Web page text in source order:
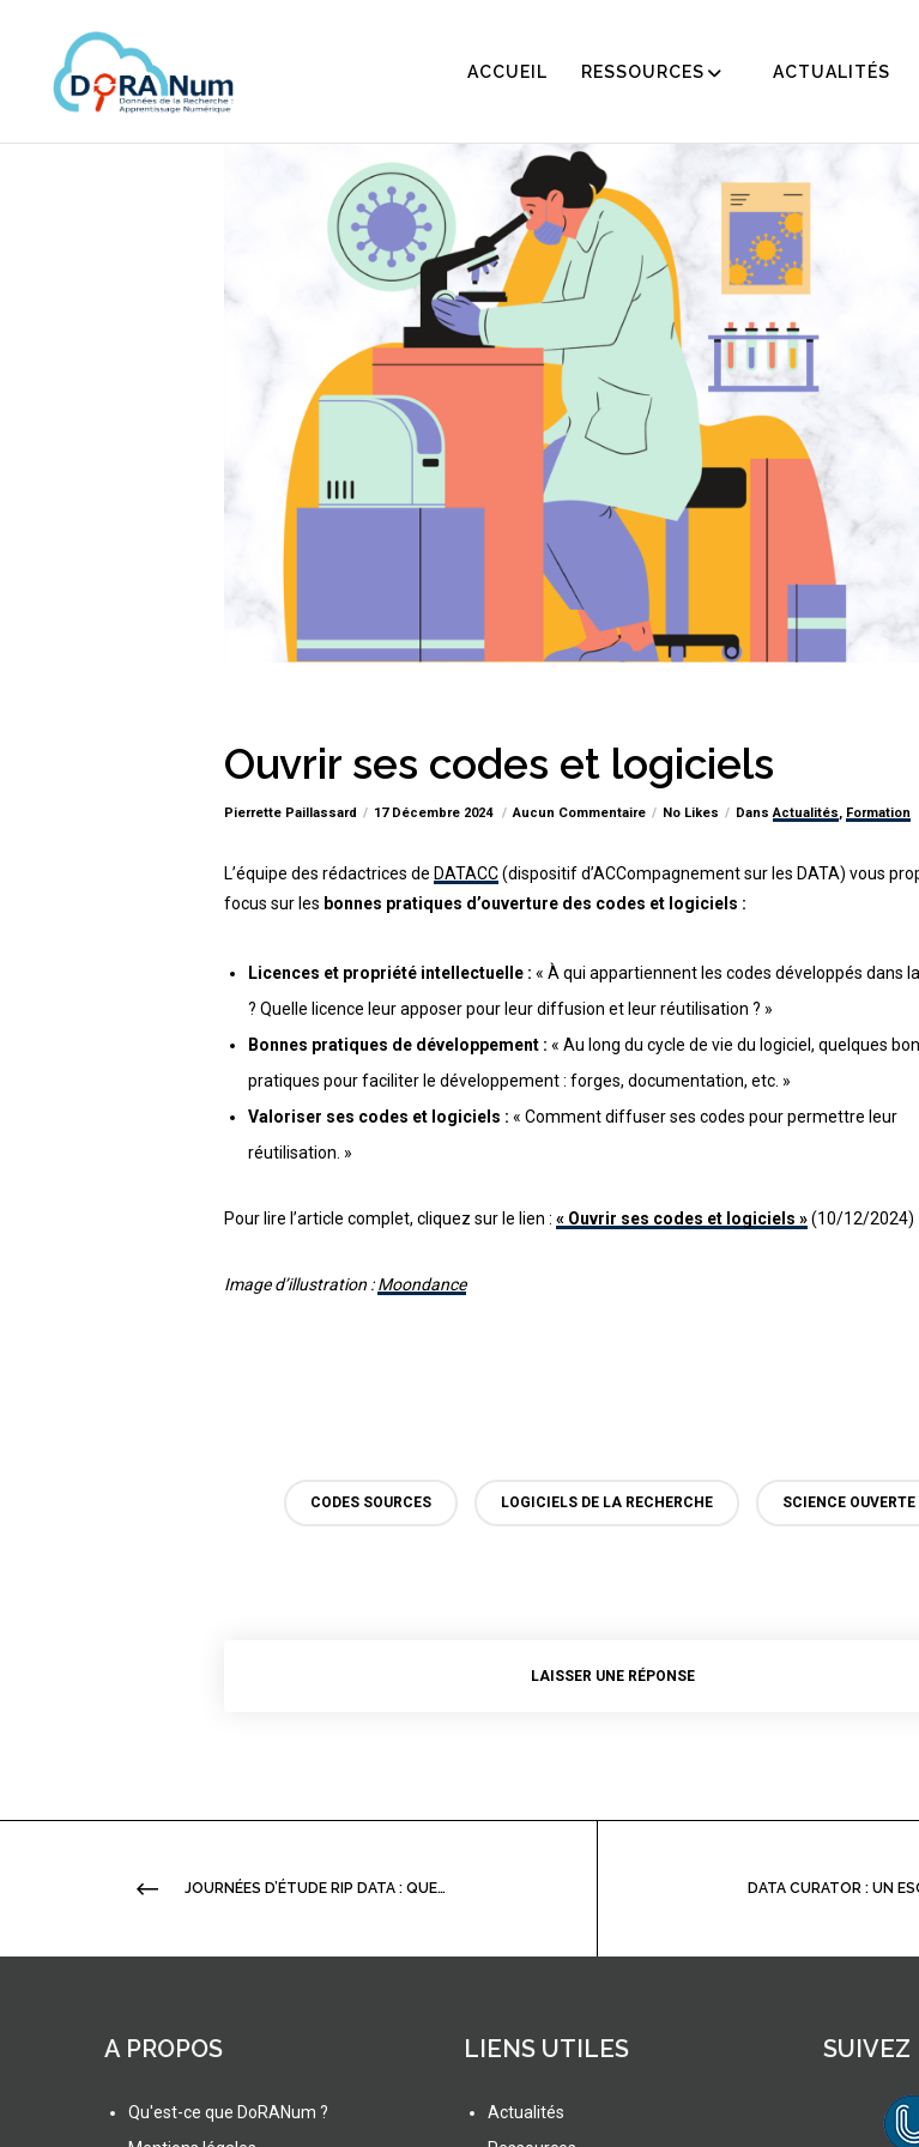
ACCUEIL RESSOURCES ACTUALITÉS
Ouvrir ses codes et logiciels
Pierrette Paillassard 17 Décembre 2024 Aucun Commentaire No Likes DansActualités, Formation
L’équipe des rédactrices de DATACC(dispositif d’ACCompagnement sur les DATA) vous
focus sur les bonnes pratiques d’ouverture des codes et logiciels :
Licences et propriété intellectuelle : « À qui appartiennent les codes développés dans
? Quelle licence leur apposer pour leur diffusion et leur réutilisation ? »
Bonnes pratiques de développement : « Au long du cycle de vie du logiciel, quelques
pratiques pour faciliter le développement : forges, documentation, etc. »
Valoriser ses codes et logiciels : « Comment diffuser ses codes pour permettre leur
réutilisation. »
Pour lire l’article complet, cliquez sur le lien : « Ouvrir ses codes et logiciels »(10/12/2024)
Image d’illustration :Moondance
CODES SOURCES LOGICIELS DE LA RECHERCHE SCIENCE OUVERTE
LAISSER UNE RÉPONSE
JOURNÉES D’ÉTUDE RIP DATA : QUELLE SÉLECTION, CONSERVATION ET SUPPRESSION DES DONNÉES DE RECHERCHE ? – PRÉSENTATIONS ET SYNTHÈSE EN LIGNE
A PROPOS
Qu'est-ce que DoRANum ?
LIENS UTILES
Actualités
SUIVEZ